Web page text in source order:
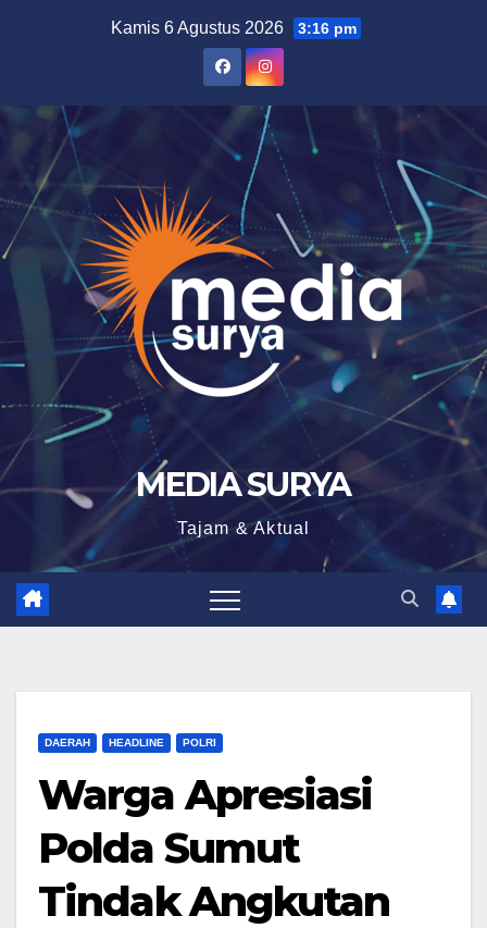
Kamis 6 Agustus 2026 3:16 pm
MEDIA SURYA
Tajam & Aktual
DAERAH HEADLINE POLRI
Warga Apresiasi
Polda Sumut
Tindak Angkutan